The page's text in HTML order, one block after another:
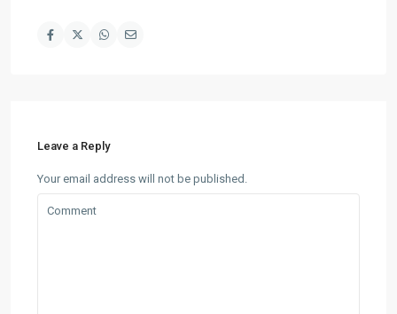
Leave a Reply
Your email address will not be published.